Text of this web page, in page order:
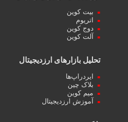
بیت کوین
اتریوم
دوج کوین
آلت کوین
تحلیل بازارهای ارزدیجیتال
ایردراپ‌ها
بلاک چین
میم کوین‌
آموزش ارزدیجیتال